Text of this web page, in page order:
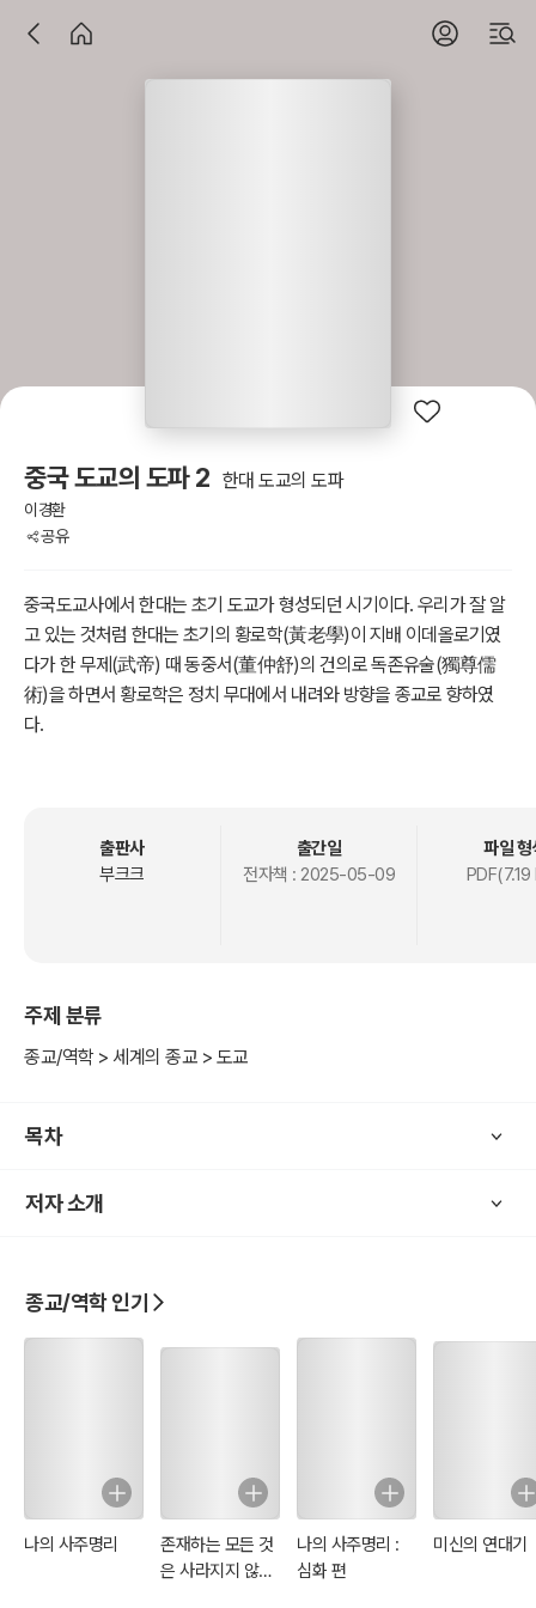
중국 도교의 도파 2 한대 도교의 도파
이경환
공유
중국도교사에서 한대는 초기 도교가 형성되던 시기이다. 우리가 잘 알
고 있는 것처럼 한대는 초기의 황로학(黃老學)이 지배 이데올로기였
다가 한 무제(武帝) 때 동중서(董仲舒)의 건의로 독존유술(獨尊儒
術)을 하면서 황로학은 정치 무대에서 내려와 방향을 종교로 향하였
다.
분위기를 추동하였다.
한대의 종교적 활동은 처음에는 방선도(方仙道), 황로도(黃老道), 무
열과 몰락을 가져온 역사적으로 매우 중요한 사건이었다. 그것이 비록
결국에는 실패로 끝났지만, 이것은 동한 말기에 장각의 태평도를 중심
다. 그러나 장수의 오두미도는 뒤에 장로의 세력에 의해 교권을 빼앗기
장로의 오두미도 교단은 뒤에 천사도, 정일(맹위지)도가 되었다. 그리
출판사
부크크
출간일
전자책 : 2025-05-09
파일 형
PDF(7.19
주제 분류
종교/역학 > 세계의 종교 > 도교
목차
저자 소개
종교/역학 인기
나의 사주명리
존재하는 모든 것
은 사라지지 않는
나의 사주명리 :
심화 편
미신의 연대기